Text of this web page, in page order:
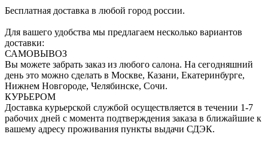
Бесплатная доставка в любой город россии.
Для вашего удобства мы предлагаем несколько вариантов
доставки:
САМОВЫВОЗ
Вы можете забрать заказ из любого салона. На сегодняшний
день это можно сделать в Москве, Казани, Екатеринбурге,
Нижнем Новгороде, Челябинске, Сочи.
КУРЬЕРОМ
Доставка курьерской службой осуществляется в течении 1-7
рабочих дней с момента подтверждения заказа в ближайшие к
вашему адресу проживания пункты выдачи СДЭК.